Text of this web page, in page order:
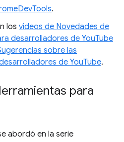
.
los videos de Novedades de
desarrolladores de YouTube
sobre las
de YouTube.
para
abordó en la serie